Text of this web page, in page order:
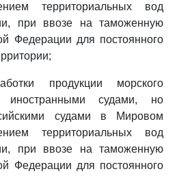
территориальных вод
при ввозе на таможенную
Федерации для постоянного
продукции морского
иностранными судами, но
судами в Мировом
территориальных вод
при ввозе на таможенную
Федерации для постоянного